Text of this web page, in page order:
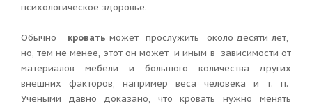
психологическое здоровье.
Обычно кровать может прослужить около десяти лет,
но, тем не менее, этот он может и иным в зависимости от
материалов мебели и большого количества других
внешних факторов, например веса человека и т. п.
Учеными давно доказано, что кровать нужно менять